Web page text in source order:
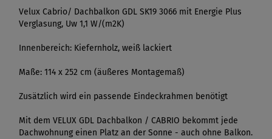
Velux Cabrio/ Dachbalkon GDL SK19 3066 mit Energie Plus
Verglasung, Uw 1,1 W/(m2K)
Innenbereich: Kiefernholz, weiß lackiert
Maße: 114 x 252 cm (äußeres Montagemaß)
Zusätzlich wird ein passende Eindeckrahmen benötigt
Mit dem VELUX GDL Dachbalkon / CABRIO bekommt jede
Dachwohnung einen Platz an der Sonne - auch ohne Balkon.